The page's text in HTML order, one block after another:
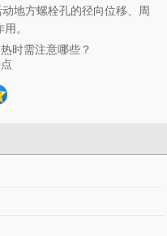
地方螺栓孔的径向位移、周
。
时需注意哪些？